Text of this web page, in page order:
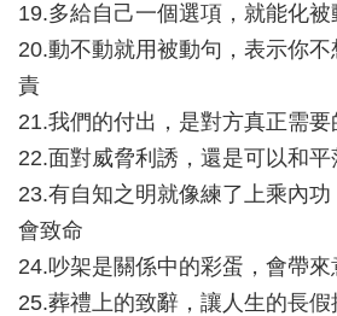
19.多給自己一個選項，就能化被
20.動不動就用被動句，表示你
責
21.我們的付出，是對方真正需要
22.面對威脅利誘，還是可以和平
23.有自知之明就像練了上乘內
會致命
24.吵架是關係中的彩蛋，會帶
25.葬禮上的致辭，讓人生的長